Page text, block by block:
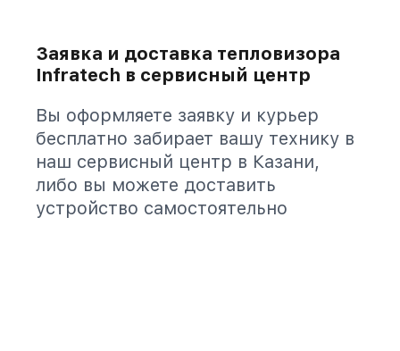
Заявка и доставка тепловизора
Infratech в сервисный центр
Вы оформляете заявку и курьер
бесплатно забирает вашу технику в
наш сервисный центр в Казани,
либо вы можете доставить
устройство самостоятельно